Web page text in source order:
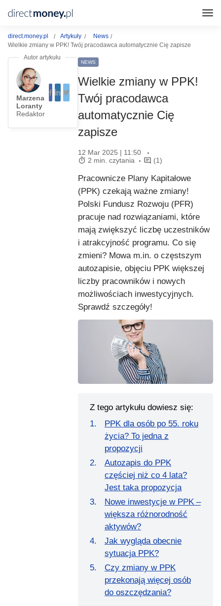
direct.money.pl Artykuły
News
Wielkie zmiany w PPK! Twój pracodawca automatycznie Cię zapisze
Marzena
Loranty
Redaktor
NEWS
Wielkie zmiany w PPK!
Twój pracodawca
automatycznie Cię
zapisze
12 Mar 2025 | 11:50
2 min. czytania
(1)
Pracownicze Plany Kapitałowe
(PPK) czekają ważne zmiany!
Polski Fundusz Rozwoju (PFR)
pracuje nad rozwiązaniami, które
mają zwiększyć liczbę uczestników
i atrakcyjność programu. Co się
zmieni? Mowa m.in. o częstszym
autozapisie, objęciu PPK większej
liczby pracowników i nowych
możliwościach inwestycyjnych.
Sprawdź szczegóły!
Z tego artykułu dowiesz się:
PPK dla osób po 55. roku
życia? To jedna z
propozycji
Autozapis do PPK
częściej niż co 4 lata?
Jest taka propozycja
Nowe inwestycje w PPK –
większa różnorodność
aktywów?
Jak wygląda obecnie
sytuacja PPK?
Czy zmiany w PPK
przekonają więcej osób
do oszczędzania?